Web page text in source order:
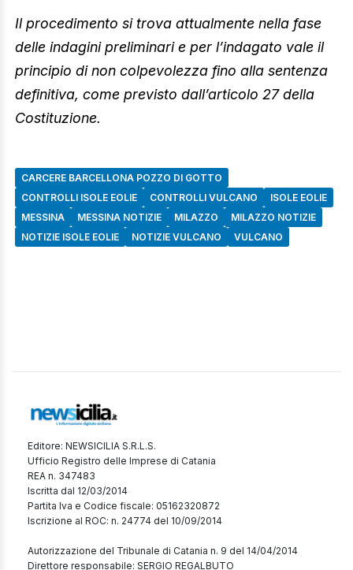
Il procedimento si trova attualmente nella fase
delle indagini preliminari e per l’indagato vale il
principio di non colpevolezza fino alla sentenza
definitiva, come previsto dall’articolo 27 della
Costituzione.
CARCERE BARCELLONA POZZO DI GOTTO
CONTROLLI ISOLE EOLIE
CONTROLLI VULCANO
ISOLE EOLIE
MESSINA
MESSINA NOTIZIE MILAZZO
MILAZZO NOTIZIE
NOTIZIE ISOLE EOLIE
NOTIZIE VULCANO VULCANO
Editore: NEWSICILIA S.R.L.S.
Ufficio Registro delle Imprese di Catania
REA n. 347483
Iscritta dal 12/03/2014
Partita Iva e Codice fiscale: 05162320872
Iscrizione al ROC: n. 24774 del 10/09/2014
Autorizzazione del Tribunale di Catania n. 9 del 14/04/2014
Direttore responsabile: SERGIO REGALBUTO